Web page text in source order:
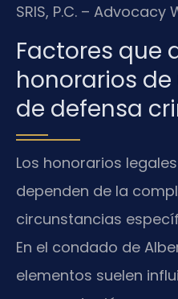
SRIS, P.C. –
Factores que
honorarios
de defensa
Los honorarios
dependen de la
circunstancias
En el condado de
elementos suelen